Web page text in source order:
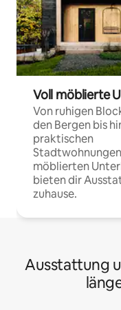
Voll möblierte
Von ruhigen
den Bergen bis
praktischen
möblierten
bieten dir
zuhause.
Ausstattung